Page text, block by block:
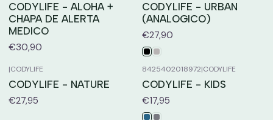
CODYLIFE - ALOHA +
CHAPA DE ALERTA
MEDICO
€30,90
CODYLIFE - URBAN
(ANALOGICO)
€27,90
|CODYLIFE
CODYLIFE - NATURE
€27,95
8425402018972|CODYLIFE
CODYLIFE - KIDS
€17,95